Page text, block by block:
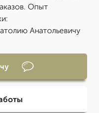
Опыт
Анатольевичу